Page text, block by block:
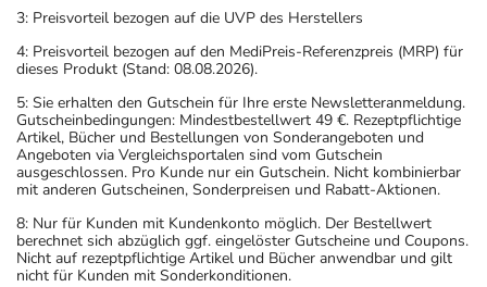
3: Preisvorteil bezogen auf die UVP des Herstellers
4: Preisvorteil bezogen auf den MediPreis-Referenzpreis (MRP) für
dieses Produkt (Stand: 08.08.2026).
5: Sie erhalten den Gutschein für Ihre erste Newsletteranmeldung.
Gutscheinbedingungen: Mindestbestellwert 49 €. Rezeptpflichtige
Artikel, Bücher und Bestellungen von Sonderangeboten und
Angeboten via Vergleichsportalen sind vom Gutschein
ausgeschlossen. Pro Kunde nur ein Gutschein. Nicht kombinierbar
mit anderen Gutscheinen, Sonderpreisen und Rabatt-Aktionen.
8: Nur für Kunden mit Kundenkonto möglich. Der Bestellwert
berechnet sich abzüglich ggf. eingelöster Gutscheine und Coupons.
Nicht auf rezeptpflichtige Artikel und Bücher anwendbar und gilt
nicht für Kunden mit Sonderkonditionen.